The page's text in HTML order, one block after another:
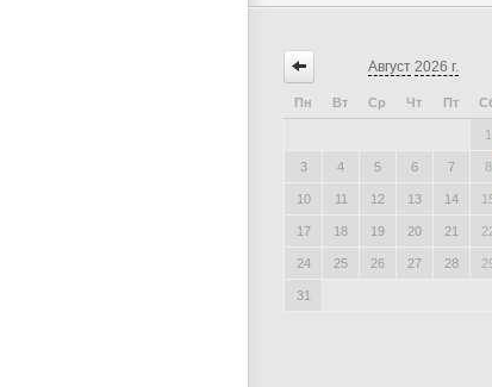
Август 2026 г.
Пн Вт Ср Чт Пт
1
3 4 5 6 7 8
10 11 12 13 14
17 18 19 20 21
24 25 26 27 28
31